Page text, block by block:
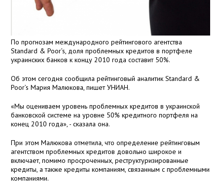
По прогнозам международного рейтингового агентства
Standard & Poor’s, доля проблемных кредитов в портфеле
украинских банков к концу 2010 года составит 50%.
Об этом сегодня сообщила рейтинговый аналитик Standard &
Poor’s Мария Малюкова, пишет УНИАН.
«Мы оцениваем уровень проблемных кредитов в украинской
банковской системе на уровне 50% кредитного портфеля на
конец 2010 года», - сказала она.
При этом Малюкова отметила, что определение рейтинговым
агентством проблемных кредитов довольно широкое и
включает, помимо просроченных, реструктуризированные
кредиты, а также кредиты компаниям, связанным с проблемными
компаниями.